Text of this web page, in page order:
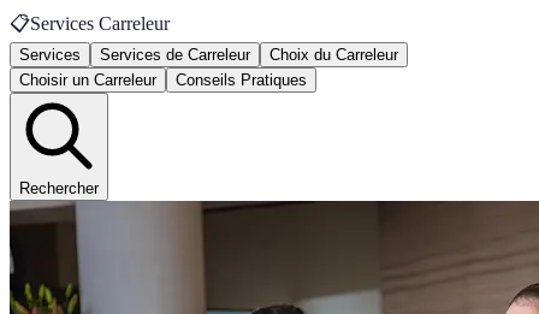
📋Services Carreleur
Services Services de Carreleur
Choix du Carreleur
Choisir un Carreleur
Conseils Pratiques
Rechercher